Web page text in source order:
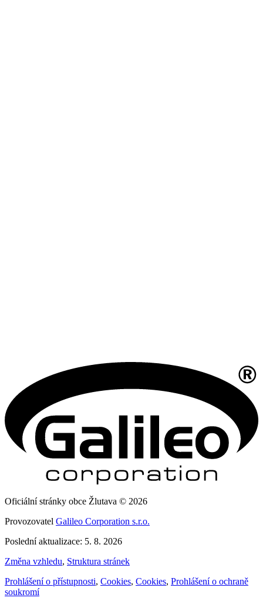
Oficiální stránky obce Žlutava © 2026
Provozovatel Galileo Corporation s.r.o.
Poslední aktualizace: 5. 8. 2026
Změna vzhledu, Struktura stránek
Prohlášení o přístupnosti, Cookies, Cookies, Prohlášení o ochraně
soukromí